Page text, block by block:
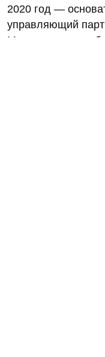
2020 год —
управляющий
Максим — член